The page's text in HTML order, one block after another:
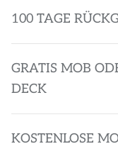
100 TAGE
GRATIS MOB
DECK
KOSTENLOSE